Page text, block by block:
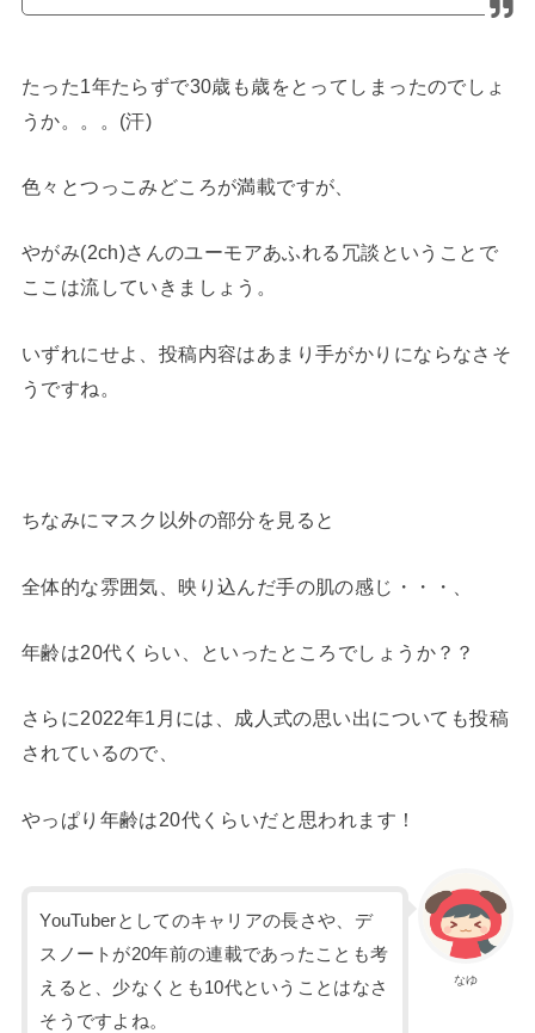
たった1年たらずで30歳も歳をとってしまったのでしょ
うか。。。(汗)
色々とつっこみどころが満載ですが、
やがみ(2ch)さんのユーモアあふれる冗談ということで
ここは流していきましょう。
いずれにせよ、投稿内容はあまり手がかりにならなさそ
うですね。
ちなみにマスク以外の部分を見ると
全体的な雰囲気、映り込んだ手の肌の感じ・・・、
年齢は20代くらい、といったところでしょうか？？
さらに2022年1月には、成人式の思い出についても投稿
されているので、
やっぱり年齢は20代くらいだと思われます！
なゆ
YouTuberとしてのキャリアの長さや、デ
スノートが20年前の連載であったことも考
えると、少なくとも10代ということはなさ
そうですよね。